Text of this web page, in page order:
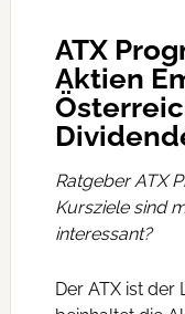
ATX
Aktien
Ratgeber ATX
Kursziele sind
interessant?
Der ATX ist der